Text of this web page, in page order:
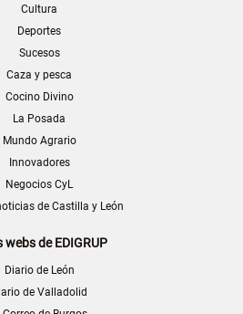
Cultura
Deportes
Sucesos
Caza y pesca
Cocino Divino
La Posada
Mundo Agrario
Innovadores
Negocios CyL
de Castilla y León
webs de EDIGRUP
Diario de León
de Valladolid